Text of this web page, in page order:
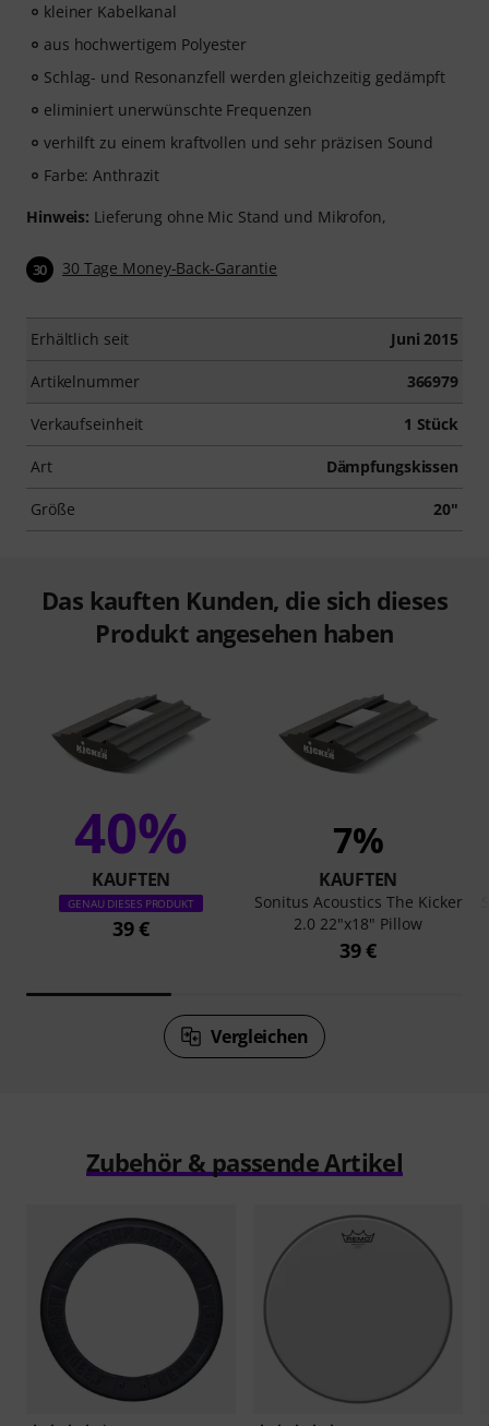
kleiner Kabelkanal
aus hochwertigem Polyester
Schlag- und Resonanzfell werden gleichzeitig gedämpft
eliminiert unerwünschte Frequenzen
verhilft zu einem kraftvollen und sehr präzisen Sound
Farbe: Anthrazit
Hinweis: Lieferung ohne Mic Stand und Mikrofon,
30 30 Tage Money-Back-Garantie
Erhältlich seit Juni 2015
Artikelnummer 366979
Verkaufseinheit 1 Stück
Art Dämpfungskissen
Größe 20"
Das kauften Kunden, die sich dieses
Produkt angesehen haben
40%
KAUFTEN
GENAU DIESES PRODUKT
39 €
7%
KAUFTEN
Sonitus Acoustics The Kicker
2.0 22"x18" Pillow
39 €
Vergleichen
Zubehör & passende Artikel